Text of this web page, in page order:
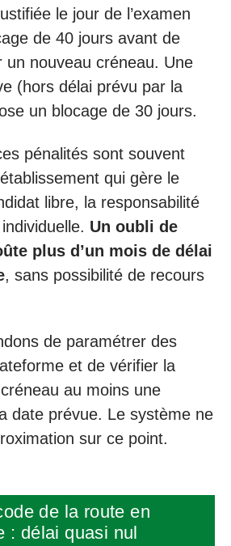
le jour de l’examen
de 40 jours avant de
un nouveau créneau. Une
(hors délai prévu par la
un blocage de 30 jours.
pénalités sont souvent
qui gère le
libre, la responsabilité
Un oubli de
plus d’un mois de délai
, sans possibilité de recours
de paramétrer des
et de vérifier la
au moins une
date prévue. Le système ne
sur ce point.
de la route en
: délai quasi nul